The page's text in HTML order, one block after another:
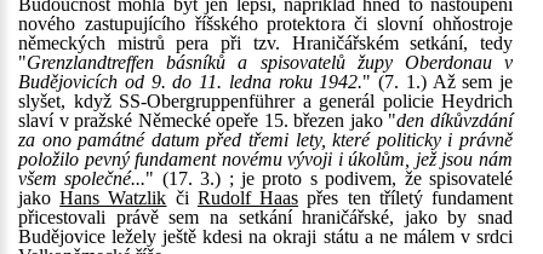
Budoucnost mohla být jen lepší, například hned to nastoupení
nového zastupujícího říšského protektora či slovní ohňostroje
německých mistrů pera při tzv. Hraničářském setkání, tedy
"Grenzlandtreffen básníků a spisovatelů župy Oberdonau v
Budějovicích od 9. do 11. ledna roku 1942." (7. 1.) Až sem je
slyšet, když SS-Obergruppenführer a generál policie Heydrich
slaví v pražské Německé opeře 15. březen jako "den díkůvzdání
za ono památné datum před třemi lety, které politicky i právně
položilo pevný fundament novému vývoji i úkolům, jež jsou nám
všem společné..." (17. 3.) ; je proto s podivem, že spisovatelé
jakoHans Watzlik či Rudolf Haas přes ten tříletý fundament
přicestovali právě sem na setkání hraničářské, jako by snad
Budějovice ležely ještě kdesi na okraji státu a ne málem v srdci